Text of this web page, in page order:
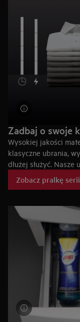
Zadbaj o swoje
Wysokiej jakości
klasyczne ubrania,
dłużej służyć.
ProSense® ważą
ustawienia. Pozwala
mechanicznej.
Zobacz pralkę